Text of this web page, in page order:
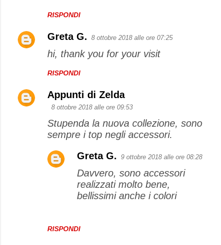
RISPONDI
Greta G. 8 ottobre 2018 alle ore 07:25
hi, thank you for your visit
RISPONDI
Appunti di Zelda
8 ottobre 2018 alle ore 09:53
Stupenda la nuova collezione, sono
sempre i top negli accessori.
RISPONDI
Greta G. 9 ottobre 2018 alle ore 08:28
Davvero, sono accessori
realizzati molto bene,
bellissimi anche i colori